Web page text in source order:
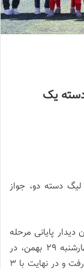
دسته یک
لیگ دسته دو، جواز
دیدار پایانی مرحله
نهایی لیگ دسته دو، از ساعت ۱۰ صبح امروز چهارشنبه ۲۹ بهمن، در
ورزشگاه تختی سیرجان به مصاف مس رفسنجان رفت و در نهایت با ۳